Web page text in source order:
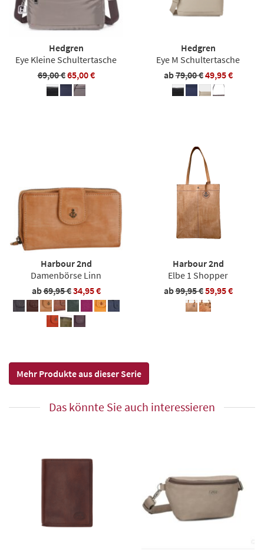
Hedgren
Eye Kleine Schultertasche
69,00 €65,00 €
Hedgren
Eye M Schultertasche
ab79,00 €49,95 €
Harbour 2nd
Damenbörse Linn
ab69,95 €34,95 €
Harbour 2nd
Elbe 1 Shopper
ab99,95 €59,95 €
Mehr Produkte aus dieser Serie
Das könnte Sie auch interessieren